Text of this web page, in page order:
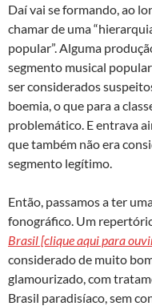
Daí vai se formando, ao
chamar de uma
popular”. Alguma
segmento musical
ser considerados
boemia, o que para a
problemático. E entrava
que também não era
segmento legítimo.
Então, passamos a ter
fonográfico. Um
Brasil [clique aqui para
considerado de muito
glamourizado, com
Brasil paradisíaco, sem